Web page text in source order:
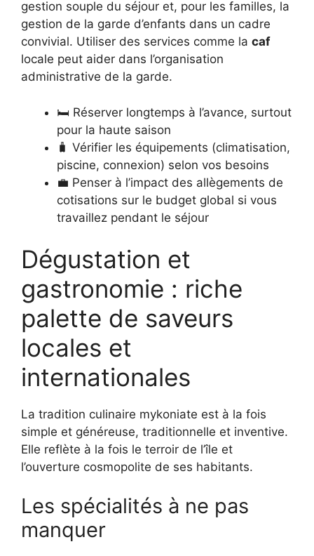
gestion souple du séjour et, pour les familles, la
gestion de la garde d’enfants dans un cadre
convivial. Utiliser des services comme la caf
locale peut aider dans l’organisation
administrative de la garde.
🛏️ Réserver longtemps à l’avance, surtout
pour la haute saison
🧳 Vérifier les équipements (climatisation,
piscine, connexion) selon vos besoins
💼 Penser à l’impact des allègements de
cotisations sur le budget global si vous
travaillez pendant le séjour
Dégustation et
gastronomie : riche
palette de saveurs
locales et
internationales
La tradition culinaire mykoniate est à la fois
simple et généreuse, traditionnelle et inventive.
Elle reflète à la fois le terroir de l’île et
l’ouverture cosmopolite de ses habitants.
Les spécialités à ne pas
manquer